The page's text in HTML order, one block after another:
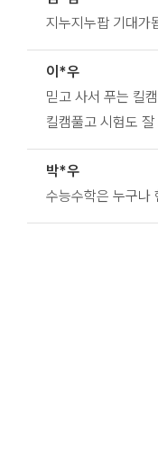
지누지누팝 기대가
이*우
믿고 사서 푸는 킬캠
킬캠풀고 시험도
박*우
수능수학은 누구나